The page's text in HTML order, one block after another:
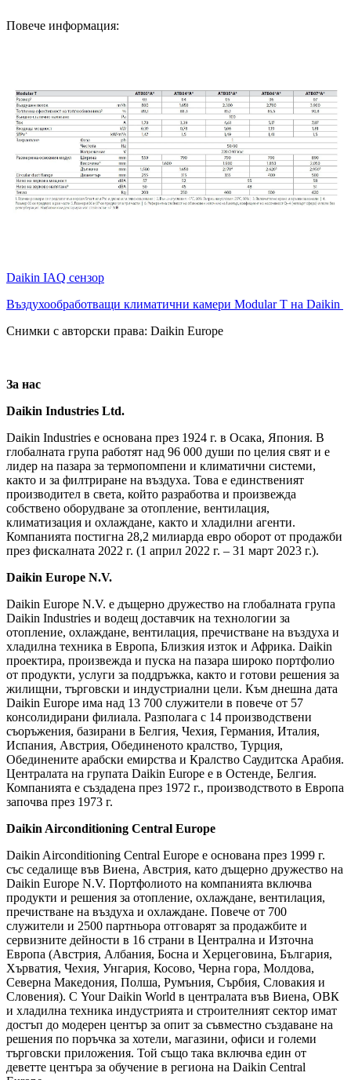
Повече информация:
Daikin IAQ сензор
Въздухообработващи климатични камери Modular T на Daikin
Снимки с авторски права: Daikin Europe
За нас
Daikin Industries Ltd.
Daikin Industries е основана през 1924 г. в Осака, Япония. В
глобалната група работят над 96 000 души по целия свят и е
лидер на пазара за термопомпени и климатични системи,
както и за филтриране на въздуха. Това е единственият
производител в света, който разработва и произвежда
собствено оборудване за отопление, вентилация,
климатизация и охлаждане, както и хладилни агенти.
Компанията постигна 28,2 милиарда евро оборот от продажби
през фискалната 2022 г. (1 април 2022 г. – 31 март 2023 г.).
Daikin Europe N.V.
Daikin Europe N.V. е дъщерно дружество на глобалната група
Daikin Industries и водещ доставчик на технологии за
отопление, охлаждане, вентилация, пречистване на въздуха и
хладилна техника в Европа, Близкия изток и Африка. Daikin
проектира, произвежда и пуска на пазара широко портфолио
от продукти, услуги за поддръжка, както и готови решения за
жилищни, търговски и индустриални цели. Към днешна дата
Daikin Europe има над 13 700 служители в повече от 57
консолидирани филиала. Разполага с 14 производствени
съоръжения, базирани в Белгия, Чехия, Германия, Италия,
Испания, Австрия, Обединеното кралство, Турция,
Обединените арабски емирства и Кралство Саудитска Арабия.
Централата на групата Daikin Europe е в Остенде, Белгия.
Компанията е създадена през 1972 г., производството в Европа
започва през 1973 г.
Daikin Airconditioning Central Europe
Daikin Airconditioning Central Europe е основана през 1999 г.
със седалище във Виена, Австрия, като дъщерно дружество на
Daikin Europe N.V. Портфолиото на компанията включва
продукти и решения за отопление, охлаждане, вентилация,
пречистване на въздуха и охлаждане. Повече от 700
служители и 2500 партньора отговарят за продажбите и
сервизните дейности в 16 страни в Централна и Източна
Европа (Австрия, Албания, Босна и Херцеговина, България,
Хърватия, Чехия, Унгария, Косово, Черна гора, Молдова,
Северна Македония, Полша, Румъния, Сърбия, Словакия и
Словения). С Your Daikin World в централата във Виена, ОВК
и хладилна техника индустрията и строителният сектор имат
достъп до модерен център за опит за съвместно създаване на
решения по поръчка за хотели, магазини, офиси и големи
търговски приложения. Той също така включва един от
деветте центъра за обучение в региона на Daikin Central